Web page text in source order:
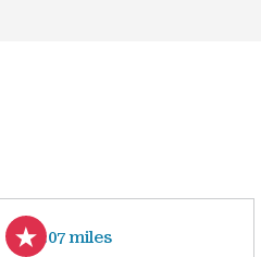
3.07 miles